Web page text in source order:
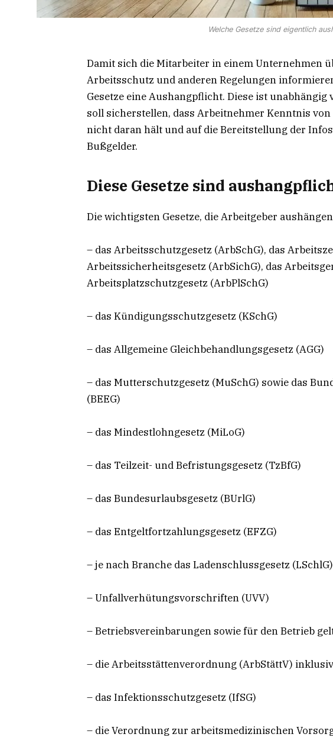
Welche Gesetze sind eigentlich
Damit sich die Mitarbeiter in einem Unternehmen
Arbeitsschutz und anderen Regelungen
Gesetze eine Aushangpflicht. Diese ist unabhängig
soll sicherstellen, dass Arbeitnehmer Kenntnis
nicht daran hält und auf die Bereitstellung der
Bußgelder.
Diese Gesetze sind
Die wichtigsten Gesetze, die Arbeitgeber
– das Arbeitsschutzgesetz (ArbSchG), das
Arbeitssicherheitsgesetz (ArbSichG), das
Arbeitsplatzschutzgesetz (ArbPlSchG)
– das Kündigungsschutzgesetz (KSchG)
– das Allgemeine Gleichbehandlungsgesetz (AGG)
– das Mutterschutzgesetz (MuSchG) sowie das
(BEEG)
– das Mindestlohngesetz (MiLoG)
– das Teilzeit- und Befristungsgesetz (TzBfG)
– das Bundesurlaubsgesetz (BUrlG)
– das Entgeltfortzahlungsgesetz (EFZG)
– je nach Branche das Ladenschlussgesetz
– Unfallverhütungsvorschriften (UVV)
– Betriebsvereinbarungen sowie für den Betrieb
– die Arbeitsstättenverordnung (ArbStättV)
– das Infektionsschutzgesetz (IfSG)
– die Verordnung zur arbeitsmedizinischen